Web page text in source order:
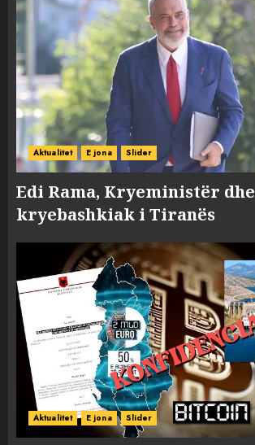
Aktualitet E jona Slider
Edi Rama, Kryeministër dhe
kryebashkiak i Tiranës
Aktualitet E jona Slider